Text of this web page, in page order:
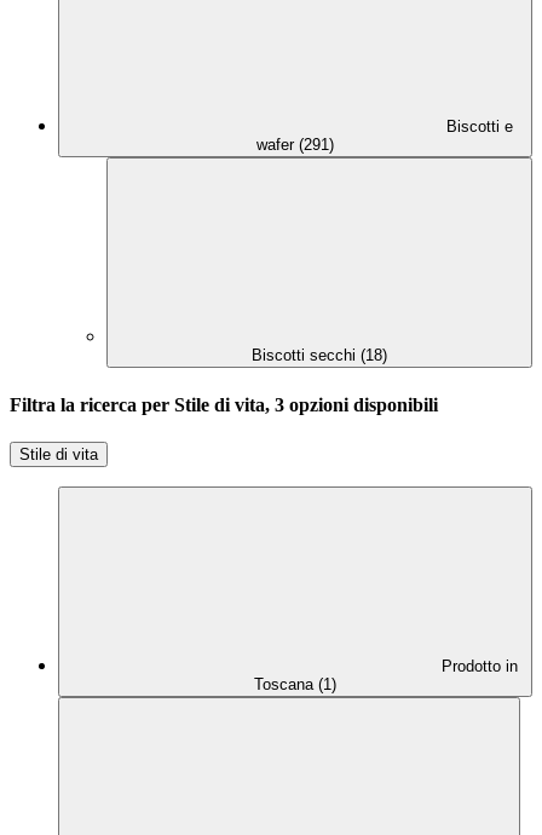
Biscotti e
wafer (291)
Biscotti secchi (18)
Filtra la ricerca per Stile di vita, 3 opzioni disponibili
Stile di vita
Prodotto in
Toscana (1)